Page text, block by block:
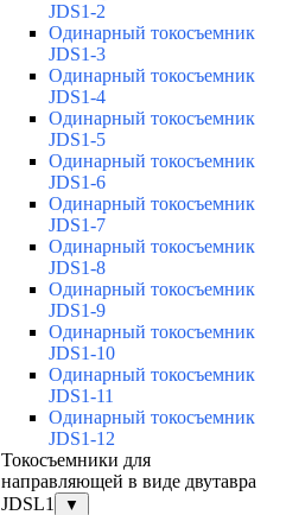
JDS1-2
Одинарный токосъемник
JDS1-3
Одинарный токосъемник
JDS1-4
Одинарный токосъемник
JDS1-5
Одинарный токосъемник
JDS1-6
Одинарный токосъемник
JDS1-7
Одинарный токосъемник
JDS1-8
Одинарный токосъемник
JDS1-9
Одинарный токосъемник
JDS1-10
Одинарный токосъемник
JDS1-11
Одинарный токосъемник
JDS1-12
Токосъемники для
направляющей в виде двутавра
JDSL1
▼